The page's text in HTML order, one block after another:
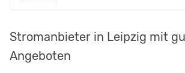
Stromanbieter in Leipzig mit
Angeboten